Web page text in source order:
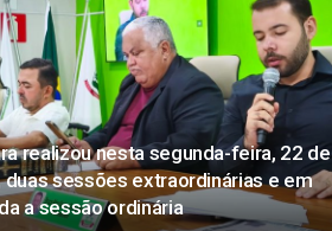
realizou nesta segunda-feira, 22 de
duas sessões extraordinárias e em
a sessão ordinária